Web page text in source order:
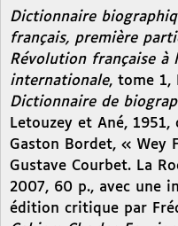
Dictionnaire
français, première
Révolution française à
internationale, tome 1,
Dictionnaire de
Letouzey et Ané, 1951,
Gaston Bordet, « Wey
Gustave Courbet. La
2007, 60 p., avec une
édition critique par